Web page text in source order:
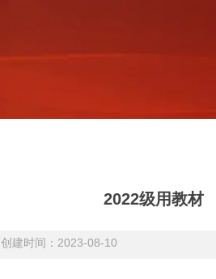
2022级用教材
创建时间：2023-08-10